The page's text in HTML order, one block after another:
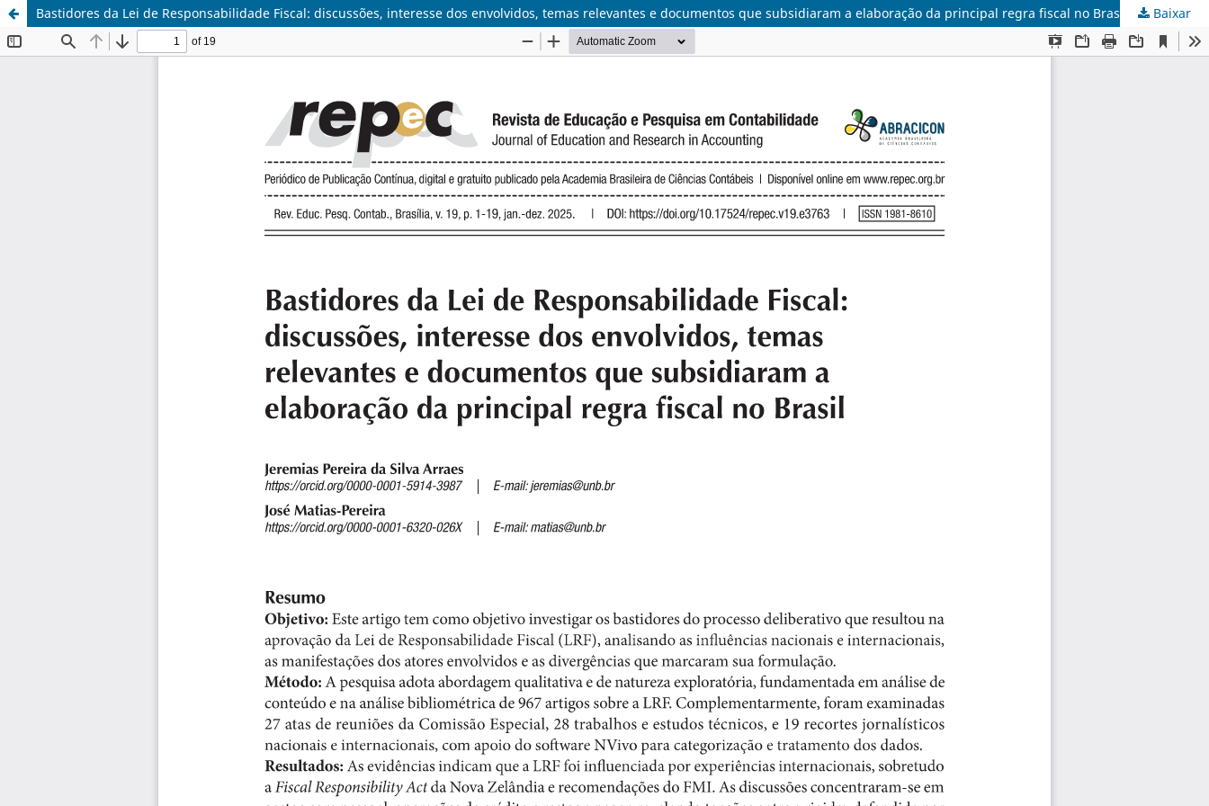
Bastidores da Lei de Responsabilidade Fiscal: discussões, interesse dos envolvidos, temas relevantes e documentos que subsidiaram a elaboração da principal regra fiscal no Brasil Baixar